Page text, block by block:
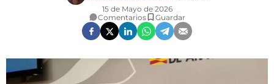
GALERÍAS
15 de Mayo de 2026
Comentarios
Guardar